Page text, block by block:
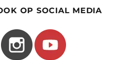
OP SOCIAL MEDIA